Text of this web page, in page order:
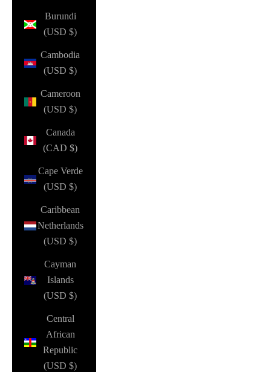
Burundi
(USD $)
Cambodia
(USD $)
Cameroon
(USD $)
Canada
(CAD $)
Cape Verde
(USD $)
Caribbean
Netherlands
(USD $)
Cayman
Islands
(USD $)
Central
African
Republic
(USD $)